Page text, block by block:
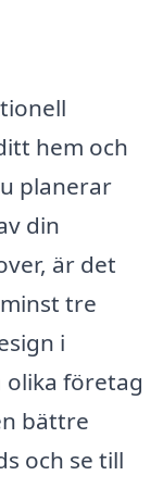
hem och
planerar
din
är det
tre
i
olika företag
bättre
och se till